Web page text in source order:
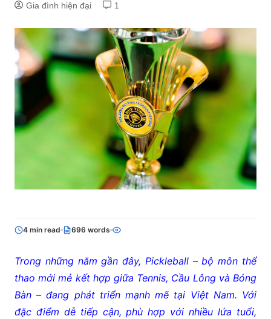
Gia đình hiện đại 1
4 min read 696 words
Trong những năm gần đây, Pickleball – bộ môn thể
thao mới mẻ kết hợp giữa Tennis, Cầu Lông và Bóng
Bàn – đang phát triển mạnh mẽ tại Việt Nam. Với
đặc điểm dễ tiếp cận, phù hợp với nhiều lứa tuổi,